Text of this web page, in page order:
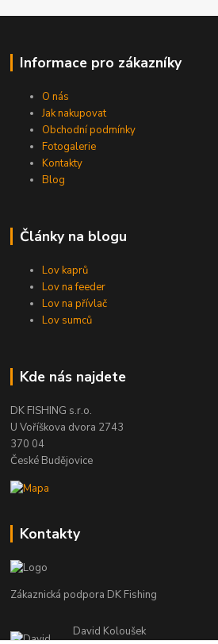
Informace pro zákazníky
O nás
Jak nakupovat
Obchodní podmínky
Fotogalerie
Kontakty
Blog
Články na blogu
Lov kaprů
Lov na feeder
Lov na přívlač
Lov sumců
Kde nás najdete
DK FISHING s.r.o.
U Voříškova dvora 2743
370 04
České Budějovice
Kontakty
Zákaznická podpora DK Fishing
David Koloušek